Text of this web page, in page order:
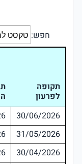
חפש:
תקופה
לפרעון
30/06/2026
31/05/2026
30/04/2026